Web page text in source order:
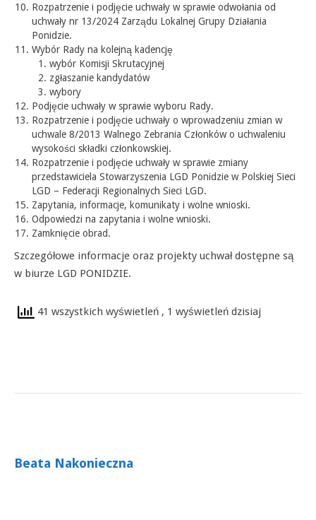
Rozpatrzenie i podjęcie uchwały w sprawie odwołania od
uchwały nr 13/2024 Zarządu Lokalnej Grupy Działania
Ponidzie.
Wybór Rady na kolejną kadencję
wybór Komisji Skrutacyjnej
zgłaszanie kandydatów
wybory
Podjęcie uchwały w sprawie wyboru Rady.
Rozpatrzenie i podjęcie uchwały o wprowadzeniu zmian w
uchwale 8/2013 Walnego Zebrania Członków o uchwaleniu
wysokości składki członkowskiej.
Rozpatrzenie i podjęcie uchwały w sprawie zmiany
przedstawiciela Stowarzyszenia LGD Ponidzie w Polskiej Sieci
LGD – Federacji Regionalnych Sieci LGD.
Zapytania, informacje, komunikaty i wolne wnioski.
Odpowiedzi na zapytania i wolne wnioski.
Zamknięcie obrad.
Szczegółowe informacje oraz projekty uchwał dostępne są
w biurze LGD PONIDZIE.
41 wszystkich wyświetleń , 1 wyświetleń dzisiaj
Beata Nakonieczna